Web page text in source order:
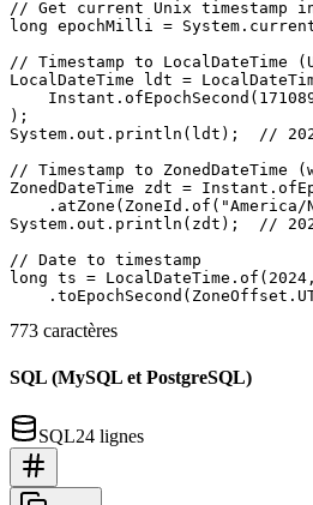
// Get current Unix timestamp
long epochMilli =
// Timestamp to LocalDateTime
LocalDateTime ldt =
);
System.out.println(ldt);  //
// Timestamp to ZonedDateTime
ZonedDateTime zdt =
.atZone(ZoneId.of("America/
System.out.println(zdt);  //
// Date to timestamp
long ts =
773 caractères
SQL (MySQL et PostgreSQL)
SQL24 lignes